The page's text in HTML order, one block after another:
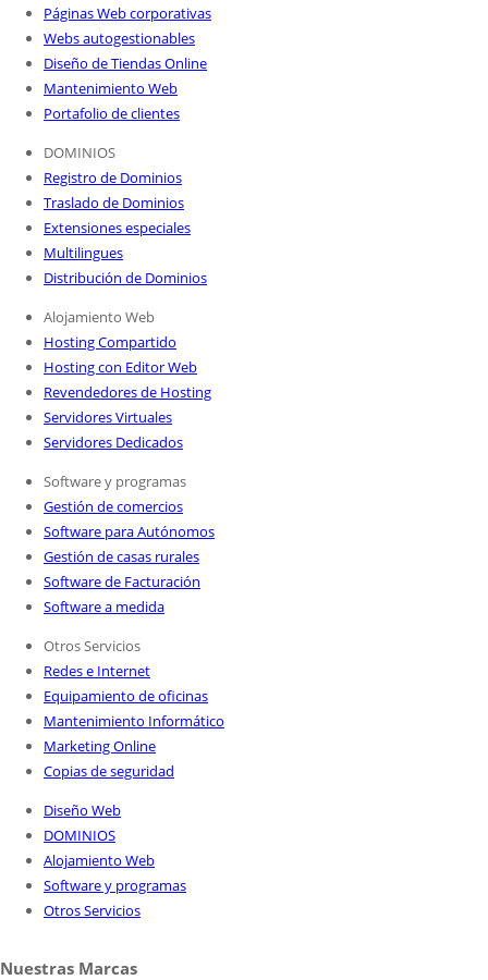
Páginas Web corporativas
Webs autogestionables
Diseño de Tiendas Online
Mantenimiento Web
Portafolio de clientes
DOMINIOS
Registro de Dominios
Traslado de Dominios
Extensiones especiales
Multilingues
Distribución de Dominios
Alojamiento Web
Hosting Compartido
Hosting con Editor Web
Revendedores de Hosting
Servidores Virtuales
Servidores Dedicados
Software y programas
Gestión de comercios
Software para Autónomos
Gestión de casas rurales
Software de Facturación
Software a medida
Otros Servicios
Redes e Internet
Equipamiento de oficinas
Mantenimiento Informático
Marketing Online
Copias de seguridad
Diseño Web
DOMINIOS
Alojamiento Web
Software y programas
Otros Servicios
Nuestras Marcas